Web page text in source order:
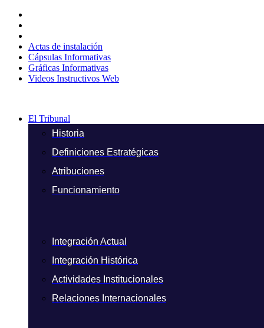
contenido
Actas de instalación
Cápsulas Informativas
Gráficas Informativas
Videos Instructivos Web
El Tribunal
Historia
Definiciones Estratégicas
Atribuciones
Funcionamiento
Integración Actual
Integración Histórica
Actividades Institucionales
Relaciones Internacionales